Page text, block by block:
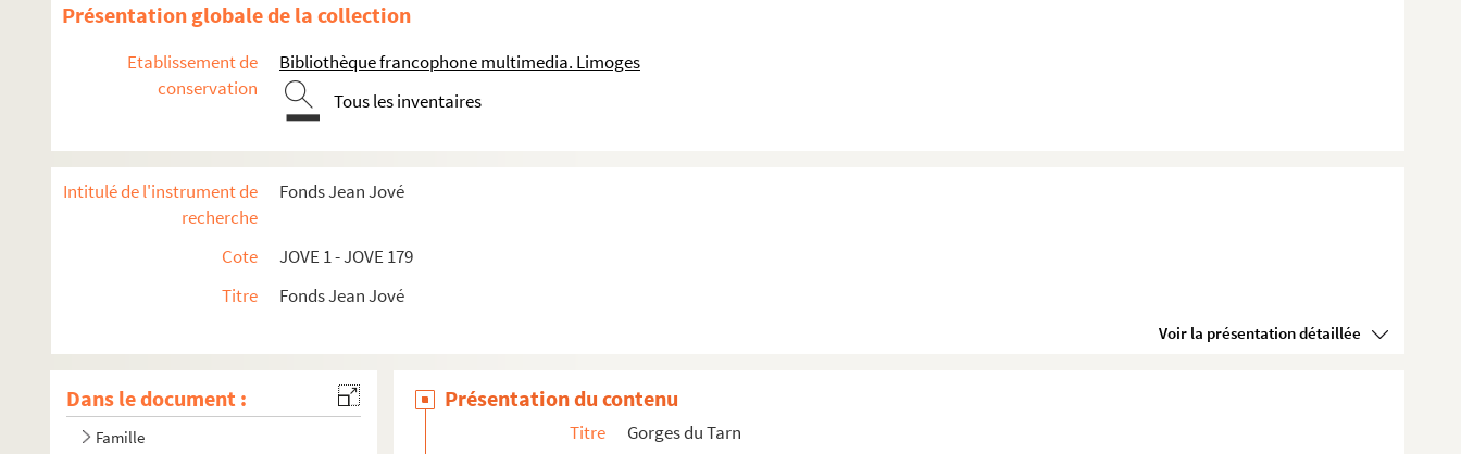
Présentation globale de la collection
Etablissement de
conservation
Bibliothèque francophone multimedia. Limoges
Tous les inventaires
Intitulé de l'instrument de
recherche
Fonds Jean Jové
Cote
JOVE 1 - JOVE 179
Titre
Fonds Jean Jové
Voir la présentation détaillée
Dans le document :
Famille
Présentation du contenu
Titre
Gorges du Tarn